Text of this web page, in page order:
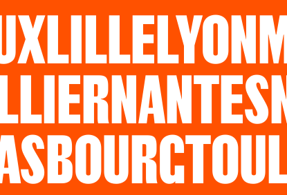
LILLELYON
NANTES